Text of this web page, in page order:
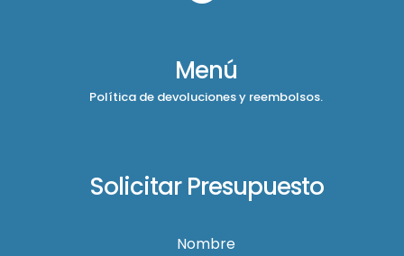
Menú
Política de devoluciones y reembolsos.
Solicitar Presupuesto
Nombre